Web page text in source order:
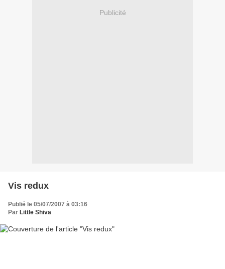
Publicité
Vis redux
Publié le 05/07/2007 à 03:16
Par Little Shiva